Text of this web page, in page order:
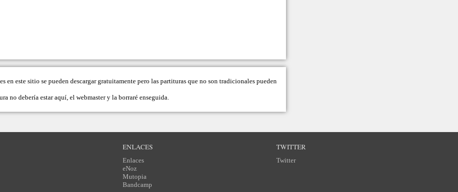
en este sitio se pueden descargar gratuitamente pero las partituras que no son tradicionales pueden
no debería estar aquí, elwebmastery la borraré enseguida.
ENLACES
Enlaces
eNoz
Mutopia
Bandcamp
TWITTER
Twitter